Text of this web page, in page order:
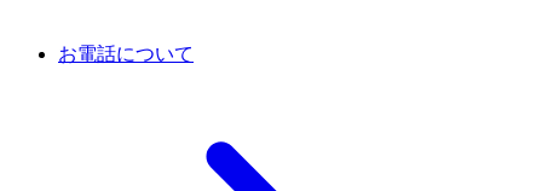
お電話について